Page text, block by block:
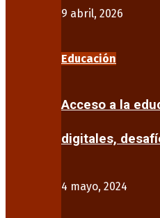
9 abril, 2026
Educación
Acceso a la
digitales,
4 mayo, 2024